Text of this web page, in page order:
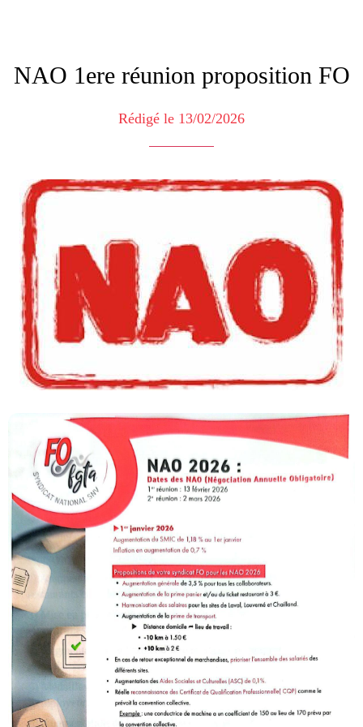
NAO 1ere réunion proposition FO
Rédigé le 13/02/2026